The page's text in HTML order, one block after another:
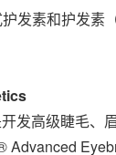
发素和护发素
发高级睫毛、